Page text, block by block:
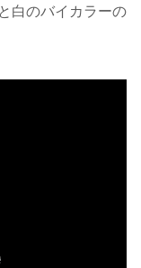
白のバイカラーの